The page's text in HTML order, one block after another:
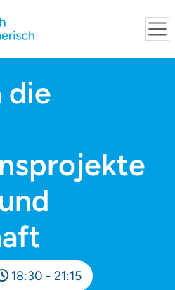
die
18:30 - 21:15